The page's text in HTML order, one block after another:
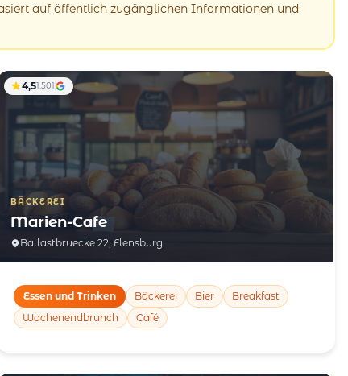
auf öffentlich zugänglichen Informationen und
BÄCKEREI
Marien-Cafe
Ballastbruecke 22, Flensburg
4,51.501
Essen und Trinken Bäckerei Bier
Breakfast
Wochenendbrunch
Café